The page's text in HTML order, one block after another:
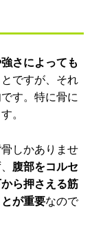
さによっても
ですが、それ
す。特に骨に
。
しかありませ
腹部をコルセ
ら押さえる筋
が重要なので